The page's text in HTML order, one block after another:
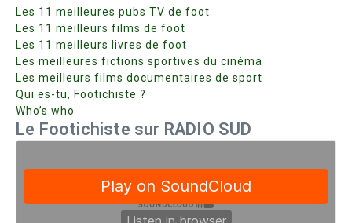
Les 11 meilleures pubs TV de foot
Les 11 meilleurs films de foot
Les 11 meilleurs livres de foot
Les meilleures fictions sportives du cinéma
Les meilleurs films documentaires de sport
Qui es-tu, Footichiste ?
Who’s who
Le Footichiste sur RADIO SUD